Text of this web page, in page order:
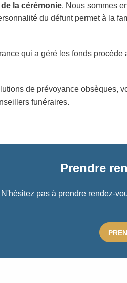
la cérémonie. Nous sommes
du défunt permet à la
qui a géré les fonds procède
de prévoyance obsèques,
funéraires.
Prendre
pas à prendre rendez-